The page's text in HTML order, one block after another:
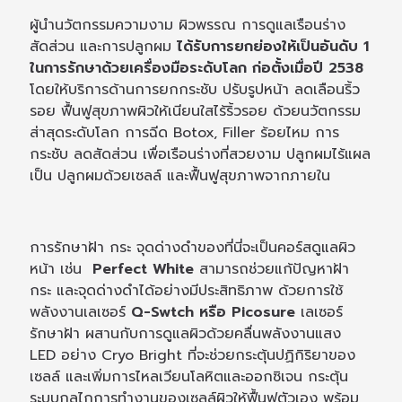
ผู้นำนวัตกรรมความงาม ผิวพรรณ การดูแลเรือนร่าง
สัดส่วน และการปลูกผมได้รับการยกย่องให้เป็นอันดับ 1
ในการรักษาด้วยเครื่องมือระดับโลก ก่อตั้งเมื่อปี 2538
โดยให้บริการด้านการยกกระชับ ปรับรูปหน้า ลดเลือนริ้ว
รอย ฟื้นฟูสุขภาพผิวให้เนียนใสไร้ริ้วรอย ด้วยนวัตกรรม
ส่าสุดระดับโลก การฉีด Botox, Filler ร้อยไหม การ
กระชับ ลดสัดส่วน เพื่อเรือนร่างที่สวยงาม ปลูกผมไร้แผล
เป็น ปลูกผมด้วยเซลล์ และฟื้นฟูสุขภาพจากภายใน
การรักษาฝ้า กระ จุดด่างดำของที่นี่จะเป็นคอร์สดูแลผิว
หน้า เช่น Perfect White สามารถช่วยแก้ปัญหาฝ้า
กระ และจุดด่างดำได้อย่างมีประสิทธิภาพ ด้วยการใช้
พลังงานเลเซอร์ Q-Swtch หรือ Picosure เลเซอร์
รักษาฝ้า ผสานกับการดูแลผิวด้วยคลื่นพลังงานแสง
LED อย่าง Cryo Bright ที่จะช่วยกระตุ้นปฏิกิริยาของ
เซลล์ และเพิ่มการไหลเวียนโลหิตและออกซิเจน กระตุ้น